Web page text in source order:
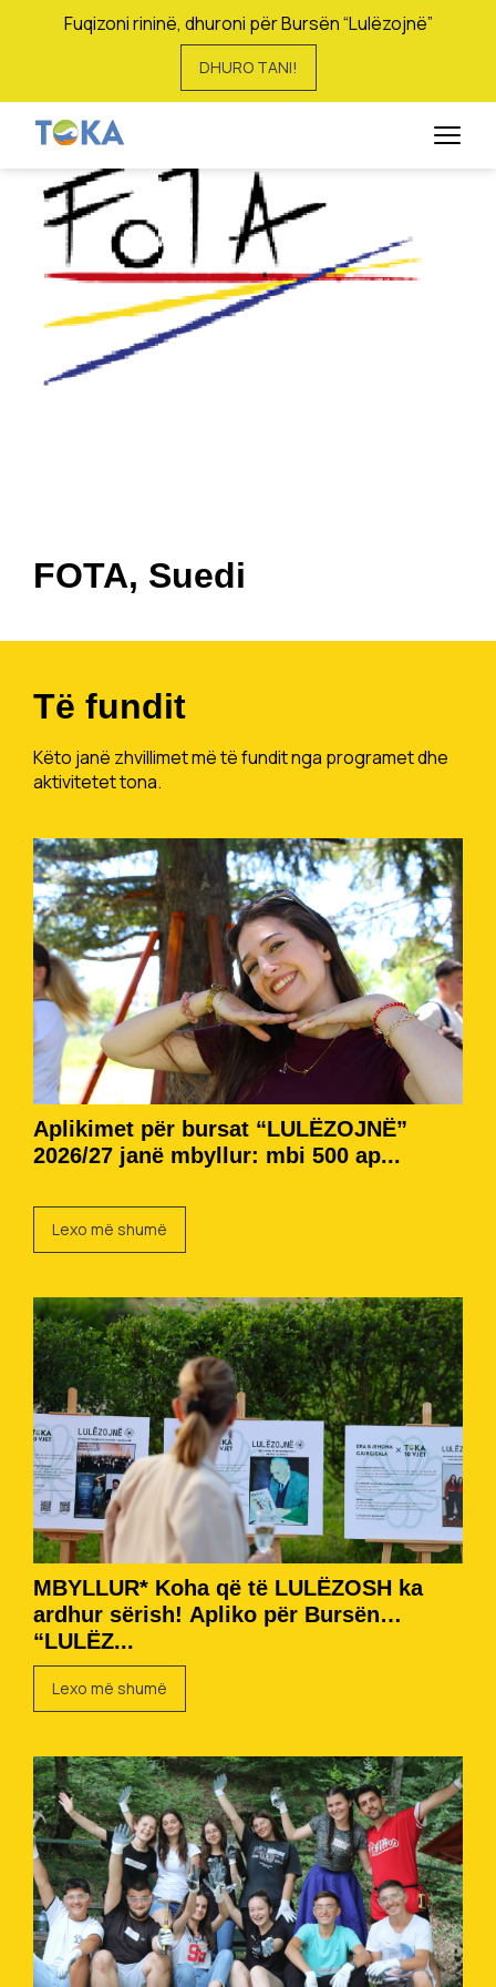
Fuqizoni rininë, dhuroni për Bursën “Lulëzojnë”
DHURO TANI!
FOTA, Suedi
Të fundit
Këto janë zhvillimet më të fundit nga programet dhe
aktivitetet tona.
Aplikimet për bursat “LULËZOJNË”
2026/27 janë mbyllur: mbi 500 ap...
Lexo më shumë
MBYLLUR* Koha që të LULËZOSH ka
ardhur sërish! Apliko për Bursën
“LULËZ...
Lexo më shumë